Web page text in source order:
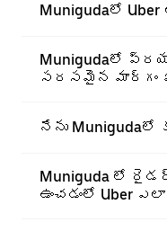
Munigudaలో Uber
Munigudaలో
సరసమైన మార్గం
నేను
Muniguda లో
ఉంచడంలో Uber